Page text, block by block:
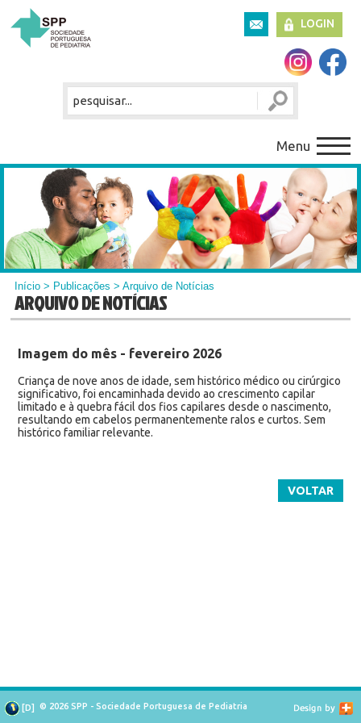
LOGIN
Menu
Início > Publicações > Arquivo de Notícias
ARQUIVO DE NOTÍCIAS
Imagem do mês - fevereiro 2026
Criança de nove anos de idade, sem histórico médico ou cirúrgico
significativo, foi encaminhada devido ao crescimento capilar
limitado e à quebra fácil dos fios capilares desde o nascimento,
resultando em cabelos permanentemente ralos e curtos. Sem
histórico familiar relevante.
VOLTAR
[D] © 2026 SPP - Sociedade Portuguesa de Pediatria